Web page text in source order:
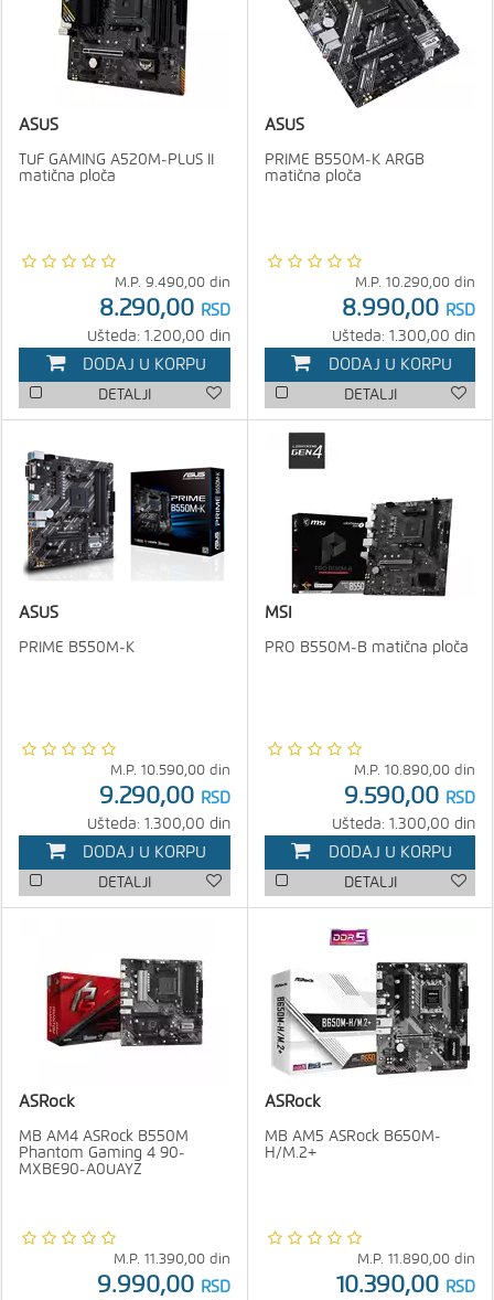
ASUS
TUF GAMING A520M-PLUS II
matična ploča
M.P. 9.490,00 din
8.290,00 RSD
Ušteda: 1.200,00 din
DODAJ U KORPU
DETALJI
ASUS
PRIME B550M-K ARGB
matična ploča
M.P. 10.290,00 din
8.990,00 RSD
Ušteda: 1.300,00 din
DODAJ U KORPU
DETALJI
ASUS
PRIME B550M-K
M.P. 10.590,00 din
9.290,00 RSD
Ušteda: 1.300,00 din
DODAJ U KORPU
DETALJI
MSI
PRO B550M-B matična ploča
M.P. 10.890,00 din
9.590,00 RSD
Ušteda: 1.300,00 din
DODAJ U KORPU
DETALJI
ASRock
MB AM4 ASRock B550M
Phantom Gaming 4 90-
MXBE90-A0UAYZ
M.P. 11.390,00 din
9.990,00 RSD
ASRock
MB AM5 ASRock B650M-
H/M.2+
M.P. 11.890,00 din
10.390,00 RSD